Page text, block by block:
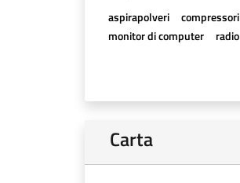
aspirapolveri compressori
monitor di computer
radio
Carta